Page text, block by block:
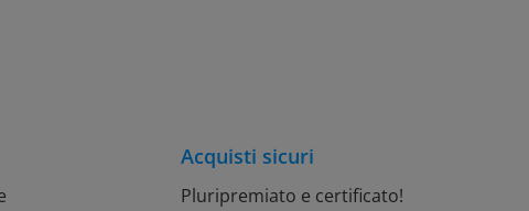
Acquisti sicuri
Pluripremiato e certificato!